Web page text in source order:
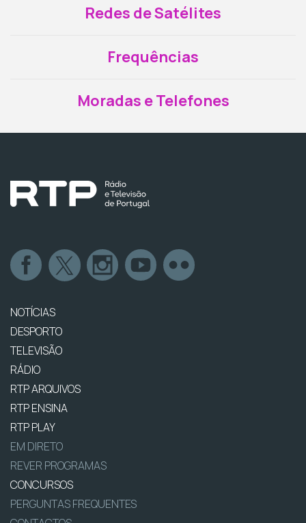
Redes de Satélites
Frequências
Moradas e Telefones
NOTÍCIAS
DESPORTO
TELEVISÃO
RÁDIO
RTP ARQUIVOS
RTP ENSINA
RTP PLAY
EM DIRETO
REVER PROGRAMAS
CONCURSOS
PERGUNTAS FREQUENTES